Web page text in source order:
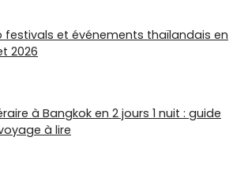
festivals et événements thaïlandais en
2026
à Bangkok en 2 jours 1 nuit : guide
à lire